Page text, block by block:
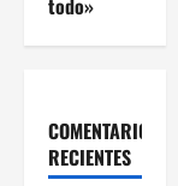
COMENTARIOS
RECIENTES